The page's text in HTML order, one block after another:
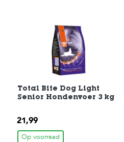
Total Bite Dog Light
Senior Hondenvoer 3 kg
21,99
Op voorraad